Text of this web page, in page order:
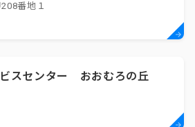
番地１
スセンター おおむろの丘